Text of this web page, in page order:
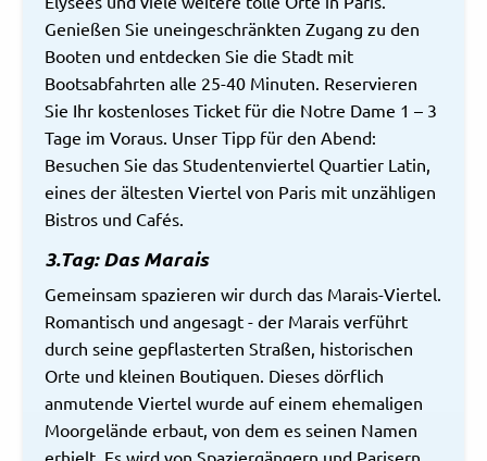
Genießen Sie uneingeschränkten Zugang zu den
Booten und entdecken Sie die Stadt mit
Bootsabfahrten alle 25-40 Minuten. Reservieren
Sie Ihr kostenloses Ticket für die Notre Dame 1 – 3
Tage im Voraus. Unser Tipp für den Abend:
Besuchen Sie das Studentenviertel Quartier Latin,
eines der ältesten Viertel von Paris mit unzähligen
Bistros und Cafés.
3.Tag: Das Marais
Gemeinsam spazieren wir durch das Marais-Viertel.
Romantisch und angesagt - der Marais verführt
durch seine gepflasterten Straßen, historischen
Orte und kleinen Boutiquen. Dieses dörflich
anmutende Viertel wurde auf einem ehemaligen
Moorgelände erbaut, von dem es seinen Namen